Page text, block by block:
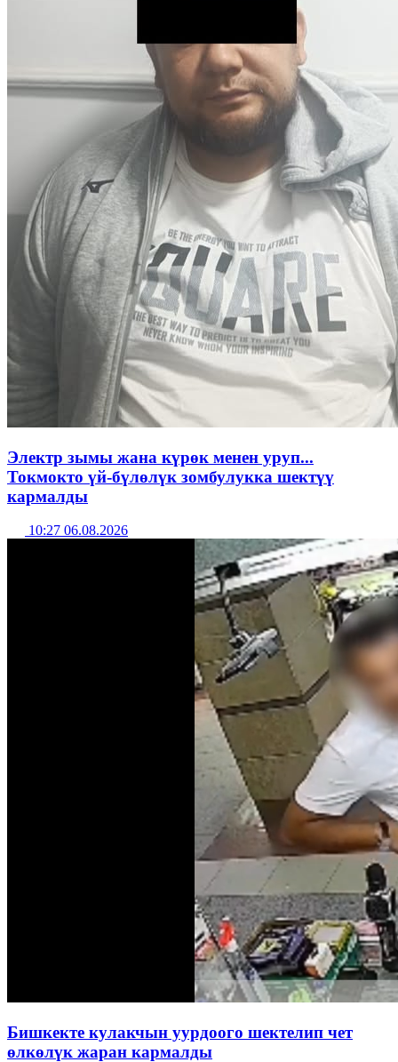
Электр зымы жана күрөк менен уруп...
Токмокто үй-бүлөлүк зомбулукка шектүү
кармалды
10:27 06.08.2026
Бишкекте кулакчын уурдоого шектелип чет
өлкөлүк жаран кармалды